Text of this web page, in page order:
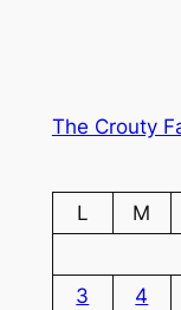
The Crouty
L
M
3
4